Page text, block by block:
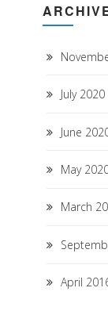
July 2020
June
May
March
April